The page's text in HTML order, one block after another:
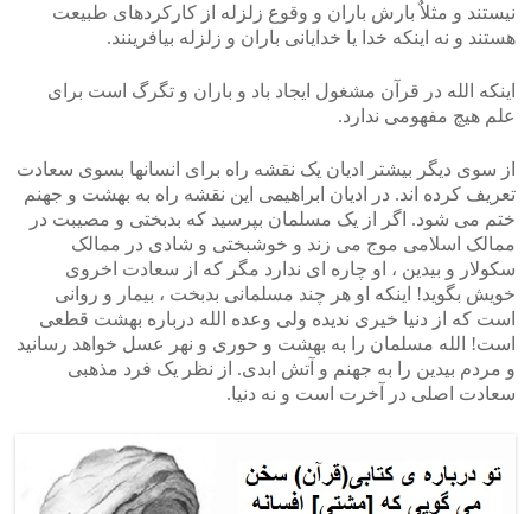
نیستند و مثلاٌ بارش باران و وقوع زلزله از کارکردهای طبیعت
هستند و نه اینکه خدا یا خدایانی باران و زلزله بیافرینند.
اینکه الله در قرآن مشغول ایجاد باد و باران و تگرگ است برای
علم هیچ مفهومی ندارد.
از سوی دیگر بیشتر ادیان یک نقشه راه برای انسانها بسوی سعادت
تعریف کرده اند. در ادیان ابراهیمی این نقشه راه به بهشت و جهنم
ختم می شود. اگر از یک مسلمان بپرسید که بدبختی و مصیبت در
ممالک اسلامی موج می زند و خوشبختی و شادی در ممالک
سکولار و بیدین ، او چاره ای ندارد مگر که از سعادت اخروی
خویش بگوید! اینکه او هر چند مسلمانی بدبخت ، بیمار و روانی
است که از دنیا خیری ندیده ولی وعده الله درباره بهشت قطعی
است! الله مسلمان را به بهشت و حوری و نهر عسل خواهد رسانید
و مردم بیدین را به جهنم و آتش ابدی. از نظر یک فرد مذهبی
سعادت اصلی در آخرت است و نه دنیا.